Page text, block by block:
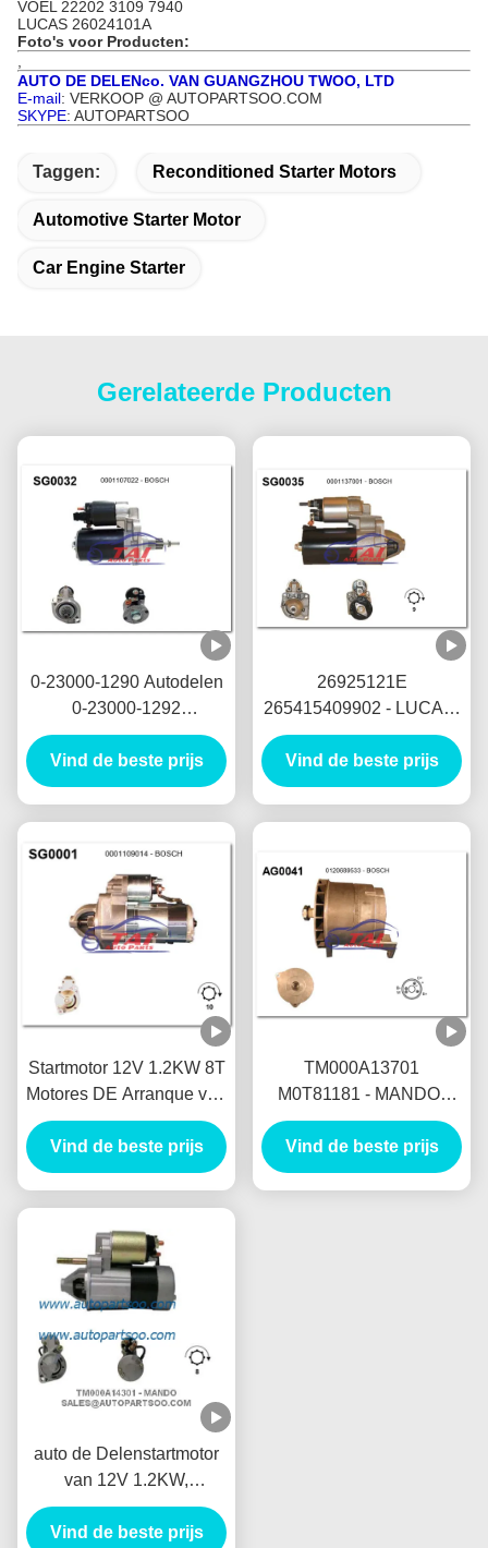
VOEL 22202 3109 7940
LUCAS 26024101A
Foto's voor Producten:
AUTO DE DELENco. VAN GUANGZHOU TWOO, LTD
E-mail: VERKOOP @ AUTOPARTSOO.COM
SKYPE: AUTOPARTSOO
Taggen: Reconditioned Starter Motors
Automotive Starter Motor
Car Engine Starter
Gerelateerde Producten
0-23000-1290 Autodelen
0-23000-1292
Startmotornikko
Startmotor 24V 5.5KW
11T Motores DE
Vind de beste prijs
26925121E
265415409902 - LUCAS-
Startmotor 12V 1.7KW 8T
MOTORES DE
ARRANQUE
Vind de beste prijs
Startmotor 12V 1.2KW 8T
Motores DE Arranque van
Mando de Autodelen
Vind de beste prijs
TM000A13701
M0T81181 - MANDO-
Startmotor 12V 1.2KW 8T
MOTORES DE
ARRANQUE
Vind de beste prijs
auto de Delenstartmotor
van 12V 1.2KW,
Elektrische de
Autoaanzet van 8T
Vind de beste prijs